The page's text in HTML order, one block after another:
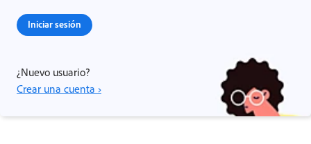
Iniciar sesión
¿Nuevo usuario?
Crear una cuenta ›